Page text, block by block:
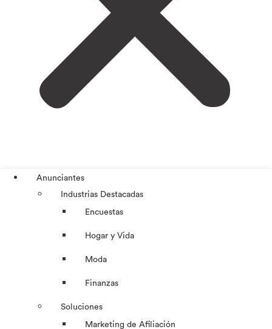
Anunciantes
Industrias Destacadas
Encuestas
Hogar y Vida
Moda
Finanzas
Soluciones
Marketing de Afiliación